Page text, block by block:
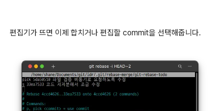
편집기가 뜨면 이제 합치거나 편집할 commit을 선택해줍니다.